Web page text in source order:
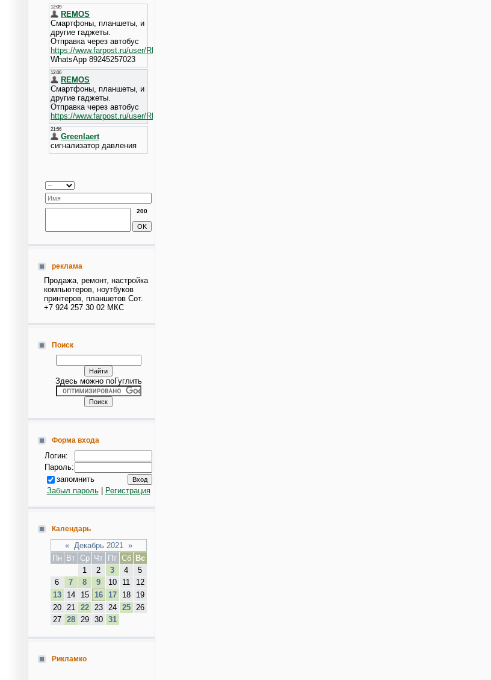
200
реклама
Продажа, ремонт, настройка
компьютеров, ноутбуков
принтеров, планшетов Сот.
+7 924 257 30 02 МКС
Поиск
Здесь можно поГуглить
Форма входа
Логин:
Пароль:
запомнить
Забыл пароль| Регистрация
Календарь
« Декабрь 2021 »
Пн
Вт Ср Чт Пт Сб
Вс
1
2 3 4
5
6
7 8 9 10 11
12
13
14 15 16 17 18
19
20
21 22 23 24 25
26
27
28 29 30 31
Рикламко